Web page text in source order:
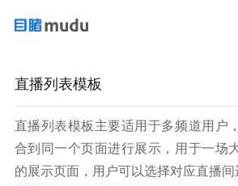
直播列表模板
直播列表模板主要适用于多频道用户
合到同一个页面进行展示，用于一场
的展示页面，用户可以选择对应直播间